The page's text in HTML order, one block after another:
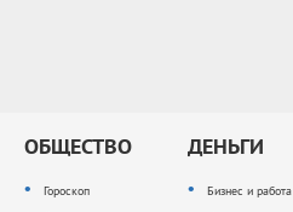
ОБЩЕСТВО
Гороскоп
ДЕНЬГИ
Бизнес и работа